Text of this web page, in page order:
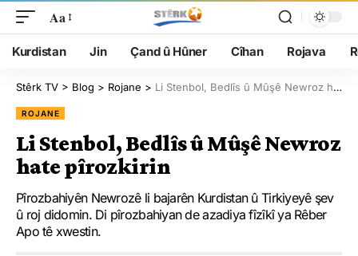
Aa
Kurdistan Jin Çand û Hûner Cîhan Rojava
Stêrk TV > Blog > Rojane > Li Stenbol, Bedlîs û Mûşê Newroz hate pîrozkirin
ROJANE
Li Stenbol, Bedlîs û Mûşê Newroz
hate pîrozkirin
Pîrozbahiyên Newrozê li bajarên Kurdistan û Tirkiyeyê şev
û roj didomin. Di pîrozbahiyan de azadiya fîzîkî ya Rêber
Apo tê xwestin.